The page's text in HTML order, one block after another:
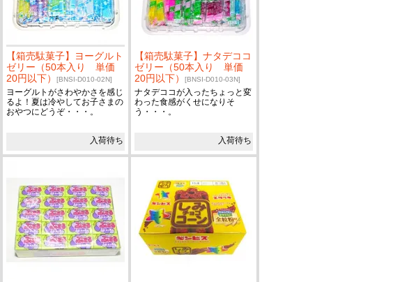
【箱売駄菓子】ヨーグルト
ゼリー（50本入り 単価
20円以下）
[BNSI-D010-02N]
ヨーグルトがさわやかさを感じ
るよ！夏は冷やしてお子さまの
おやつにどうぞ・・・。
入荷待ち
【箱売駄菓子】ナタデココ
ゼリー（50本入り 単価
20円以下）
[BNSI-D010-03N]
ナタデココが入ったちょっと変
わった食感がくせになりそ
う・・・。
入荷待ち